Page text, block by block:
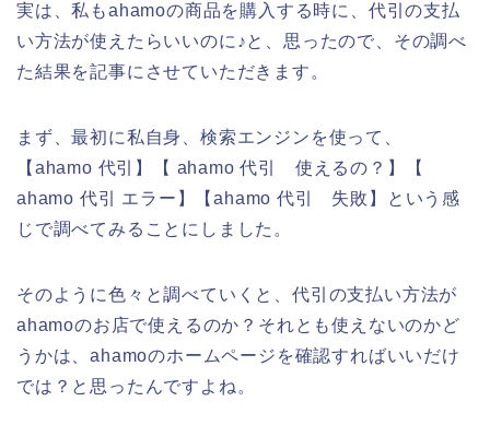
実は、私もahamoの商品を購入する時に、代引の支払
い方法が使えたらいいのに♪と、思ったので、その調べ
た結果を記事にさせていただきます。
まず、最初に私自身、検索エンジンを使って、
【ahamo 代引】【 ahamo 代引 使えるの？】【
ahamo 代引 エラー】【ahamo 代引 失敗】という感
じで調べてみることにしました。
そのように色々と調べていくと、代引の支払い方法が
ahamoのお店で使えるのか？それとも使えないのかど
うかは、ahamoのホームページを確認すればいいだけ
では？と思ったんですよね。